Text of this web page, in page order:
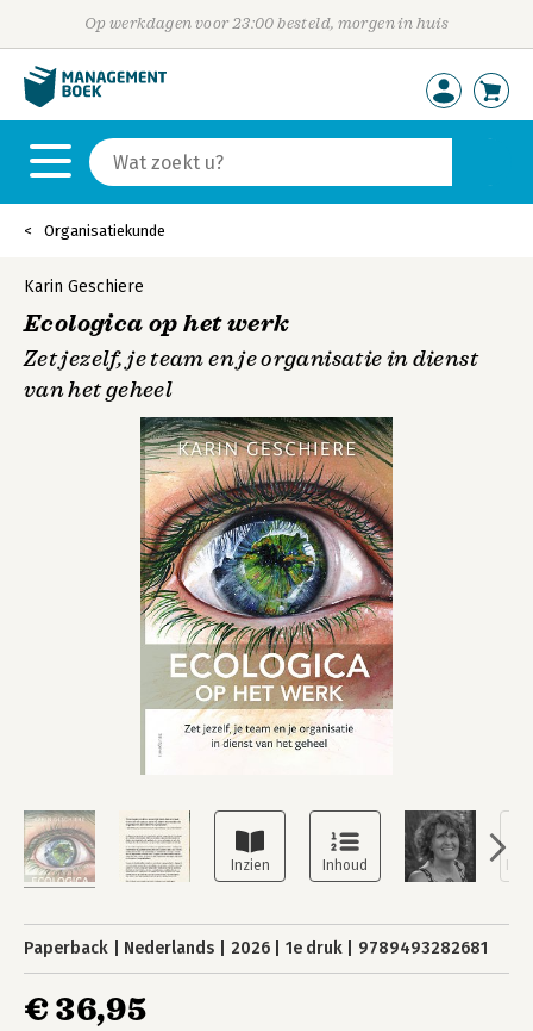
Op werkdagen voor 23:00 besteld, morgen in huis
Organisatiekunde
Karin Geschiere
Ecologica op het werk
Zet jezelf, je team en je organisatie in dienst
van het geheel
Paperback Nederlands 2026 1e druk 9789493282681
€ 36,95